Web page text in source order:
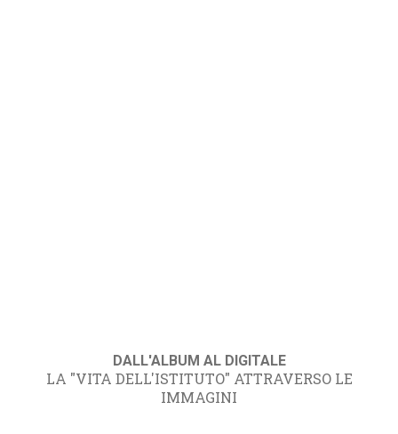
DALL'ALBUM AL DIGITALE
LA "VITA DELL'ISTITUTO" ATTRAVERSO LE
IMMAGINI